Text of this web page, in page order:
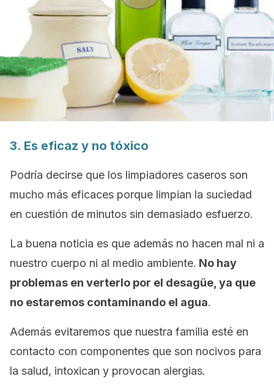
3. Es eficaz y no tóxico
Podría decirse que los limpiadores caseros son
mucho más eficaces porque limpian la suciedad
en cuestión de minutos sin demasiado esfuerzo.
La buena noticia es que además no hacen mal ni a
nuestro cuerpo ni al medio ambiente. No hay
problemas en verterlo por el desagüe, ya que
no estaremos contaminando el agua.
Además evitaremos que nuestra familia esté en
contacto con componentes que son nocivos para
la salud, intoxican y provocan alergias.